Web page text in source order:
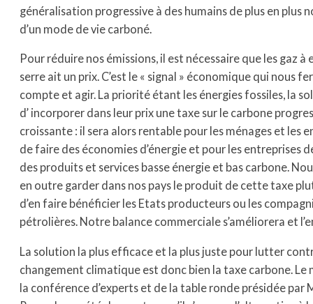
généralisation progressive à des humains de plus en plus
d’un mode de vie carboné.
Pour réduire nos émissions, il est nécessaire que les gaz
serre ait un prix. C’est le « signal » économique qui nous
compte et agir. La priorité étant les énergies fossiles, la
d’ incorporer dans leur prix une taxe sur le carbone
croissante : il sera alors rentable pour les ménages et les
de faire des économies d’énergie et pour les entreprises
des produits et services basse énergie et bas carbone.
en outre garder dans nos pays le produit de cette taxe
d’en faire bénéficier les Etats producteurs ou les
pétrolières. Notre balance commerciale s’améliorera et
La solution la plus efficace et la plus juste pour lutter
changement climatique est donc bien la taxe carbone. Le
la conférence d’experts et de la table ronde présidée par